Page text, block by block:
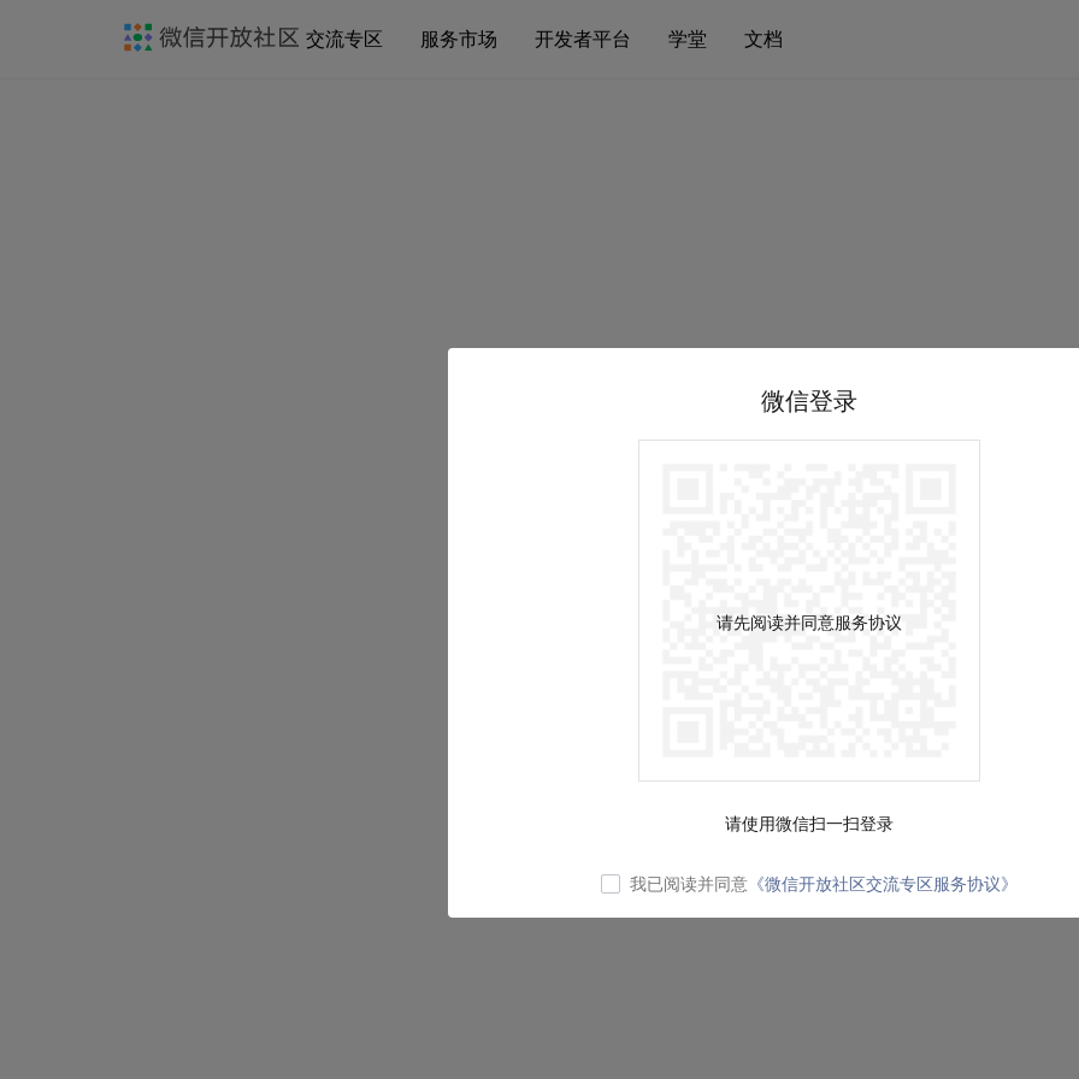
交流专区 服务市场 开发者平台 学堂 文档
微信登录
请先阅读并同意服务协议
请使用微信扫一扫登录
我已阅读并同意 《微信开放社区交流专区服务协议》